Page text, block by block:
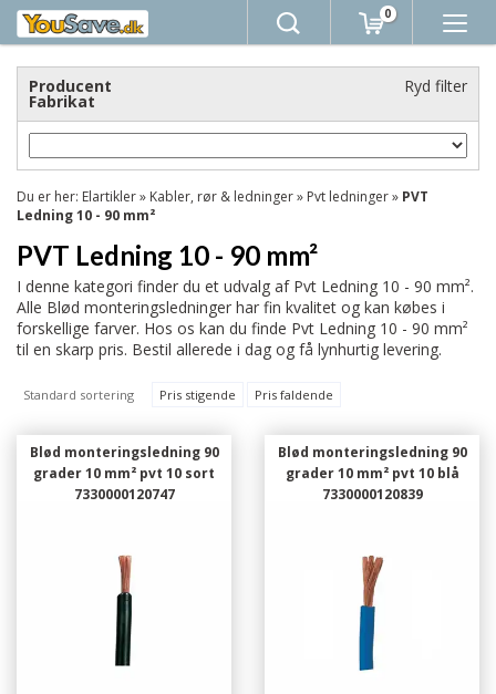
0
Producent
Fabrikat
Ryd filter
Du er her: Elartikler» Kabler, rør & ledninger» Pvt ledninger» PVT
Ledning 10 - 90 mm²
PVT Ledning 10 - 90 mm²
I denne kategori finder du et udvalg af Pvt Ledning 10 - 90 mm².
Alle Blød monteringsledninger har fin kvalitet og kan købes i
forskellige farver. Hos os kan du finde Pvt Ledning 10 - 90 mm²
til en skarp pris. Bestil allerede i dag og få lynhurtig levering.
Standard sortering Pris stigende Pris faldende
Blød monteringsledning 90
grader 10 mm² pvt 10 sort
7330000120747
Blød monteringsledning 90
grader 10 mm² pvt 10 blå
7330000120839